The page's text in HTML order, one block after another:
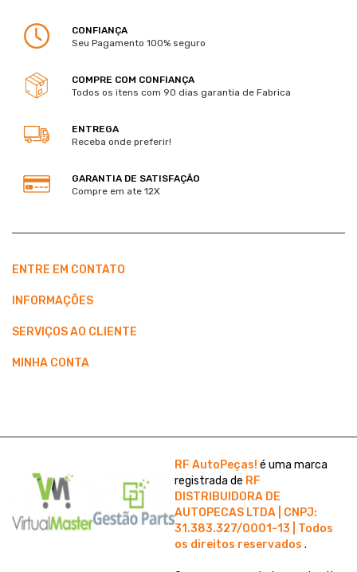
CONFIANÇA
Seu Pagamento 100% seguro
COMPRE COM CONFIANÇA
Todos os itens com 90 dias garantia de Fabrica
ENTREGA
Receba onde preferir!
GARANTIA DE SATISFAÇÃO
Compre em ate 12X
ENTRE EM CONTATO
INFORMAÇÕES
SERVIÇOS AO CLIENTE
MINHA CONTA
RF AutoPeças! é uma marca
registrada de RF
DISTRIBUIDORA DE
AUTOPECAS LTDA | CNPJ:
31.383.327/0001-13 | Todos
os direitos reservados.